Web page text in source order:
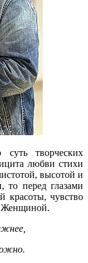
творческих
любви стихи
высотой и
то перед глазами
красоты, чувство
Женщиной.